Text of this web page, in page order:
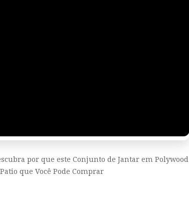
por que este Conjunto de Jantar em Polywood
que Você Pode Comprar